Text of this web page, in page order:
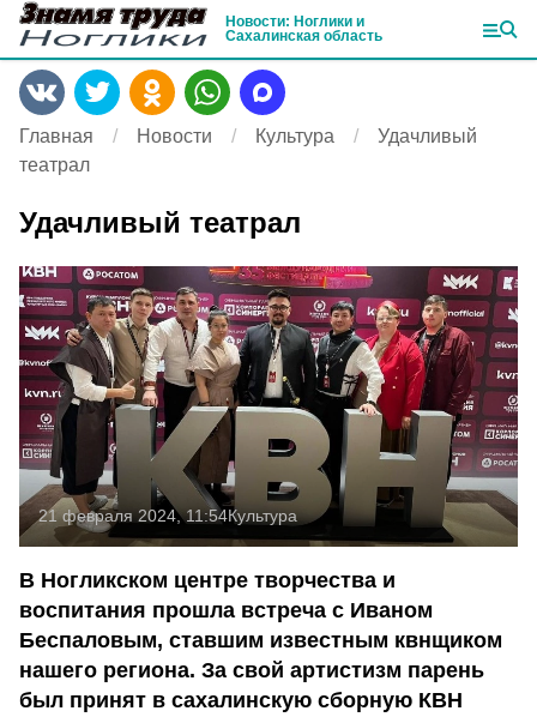
Новости: Ноглики и
Сахалинская область
Главная Новости Культура
Удачливый
театрал
Удачливый театрал
21 февраля 2024, 11:54Культура
В Ногликском центре творчества и
воспитания прошла встреча с Иваном
Беспаловым, ставшим известным квнщиком
нашего региона. За свой артистизм парень
был принят в сахалинскую сборную КВН